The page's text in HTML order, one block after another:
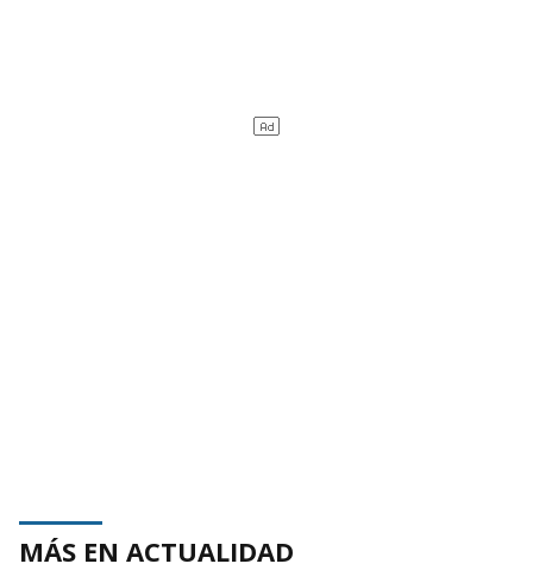
MÁS EN ACTUALIDAD